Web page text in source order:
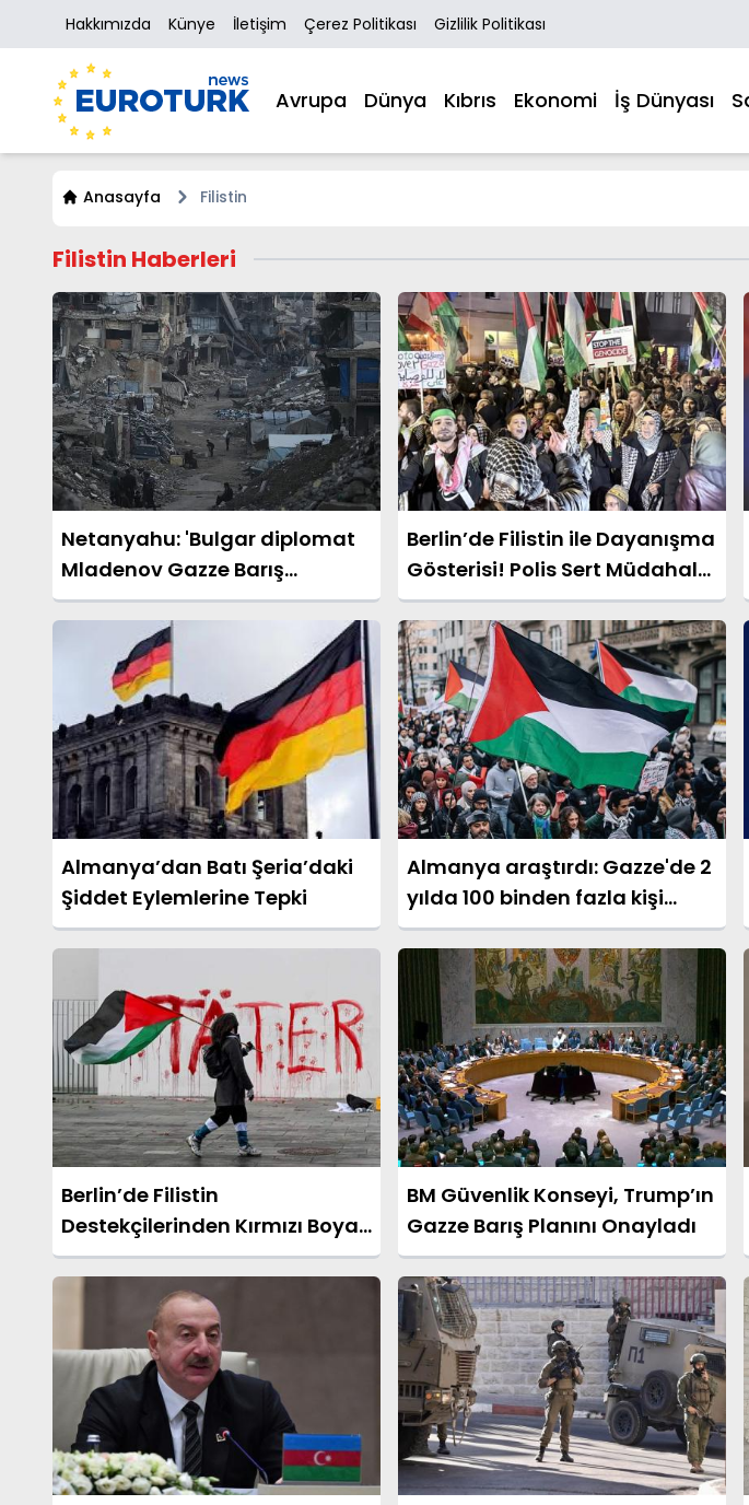
Hakkımızda Künye İletişim Çerez Politikası Gizlilik Politikası
Avrupa Dünya Kıbrıs Ekonomi İş Dünyası
Anasayfa Filistin
Filistin Haberleri
Netanyahu: 'Bulgar diplomat
Mladenov Gazze Barış
Kurulu'nun başına geçecek'
Berlin’de Filistin ile Dayanışma
Gösterisi! Polis Sert Müdahale
Etti
Almanya’dan Batı Şeria’daki
Şiddet Eylemlerine Tepki
Almanya araştırdı: Gazze'de 2
yılda 100 binden fazla kişi
hayatını kaybetti
Berlin’de Filistin
Destekçilerinden Kırmızı Boyalı
Protesto
BM Güvenlik Konseyi, Trump’ın
Gazze Barış Planını Onayladı